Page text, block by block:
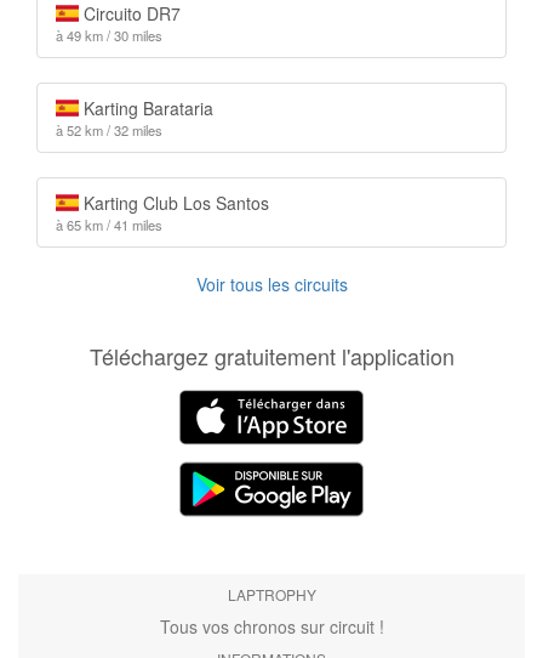
Circuito DR7
à 49 km / 30 miles
Karting Barataria
à 52 km / 32 miles
Karting Club Los Santos
à 65 km / 41 miles
Voir tous les circuits
Téléchargez gratuitement l'application
LAPTROPHY
Tous vos chronos sur circuit !